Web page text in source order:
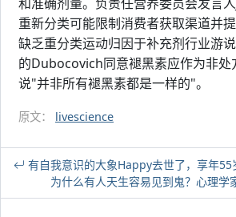
重新分类可能限制消费者获取渠道并
缺乏重分类运动归因于补充剂行业游
的Dubocovich同意褪黑素应作为非处
说"并非所有褪黑素都是一样的"。
原文： livescience
有自我意识的大象Happy去世了，享年55
为什么有人天生容易见到鬼？心理学